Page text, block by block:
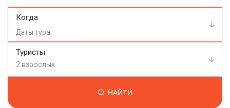
Когда
Туристы
2 взрослых
НАЙТИ